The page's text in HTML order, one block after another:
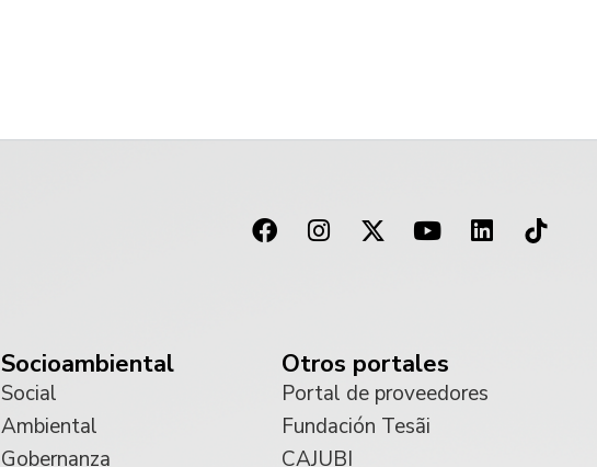
Socioambiental
Social
Ambiental
Gobernanza
Otros portales
Portal de proveedores
Fundación Tesãi
CAJUBI